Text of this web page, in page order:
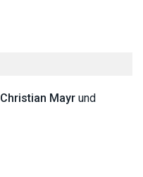
Christian Mayr und